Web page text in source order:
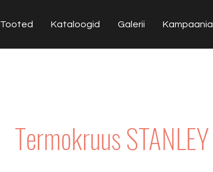
Tooted Kataloogid Galerii Kampaania
Termokruus STANLEY